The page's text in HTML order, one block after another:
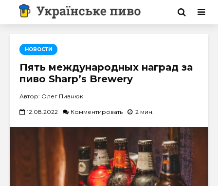
НОВОСТИ
Пять международных наград за
пиво Sharp’s Brewery
Автор: Олег Пивнюк
12.08.2022 Комментировать 2 мин.